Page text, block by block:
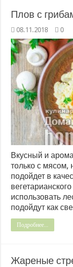
Плов с
08.11.2018 0
Вкусный и
только с мясом,
подойдет в
использовать
подойдут как
Подробнее...
Жареные